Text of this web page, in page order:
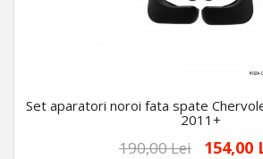
Set aparatori noroi fata spate
2011+
190,00 Lei 154,00